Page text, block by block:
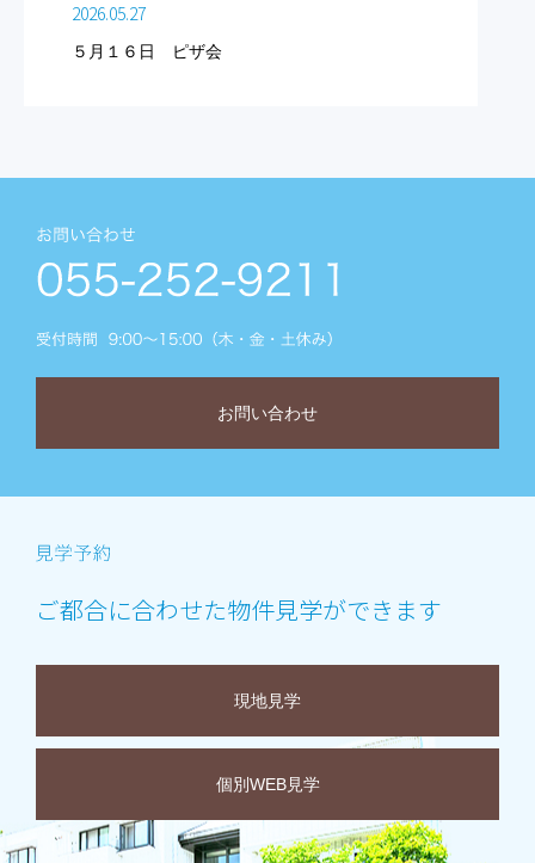
2026.05.27
５月１６日 ピザ会
お問い合わせ
ご都合に合わせた物件見学ができます
現地見学
個別WEB見学